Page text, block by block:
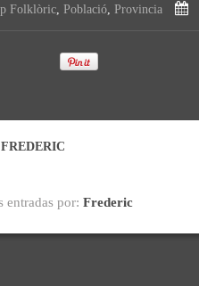
Folklòric, Població, Provincia
FREDERIC
entradas por: Frederic